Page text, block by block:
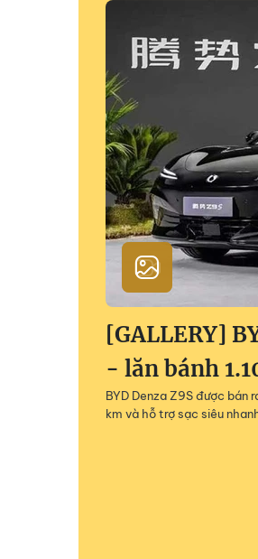
[GALLERY]
- lăn bánh
BYD Denza Z9S được bán
km và hỗ trợ sạc siêu